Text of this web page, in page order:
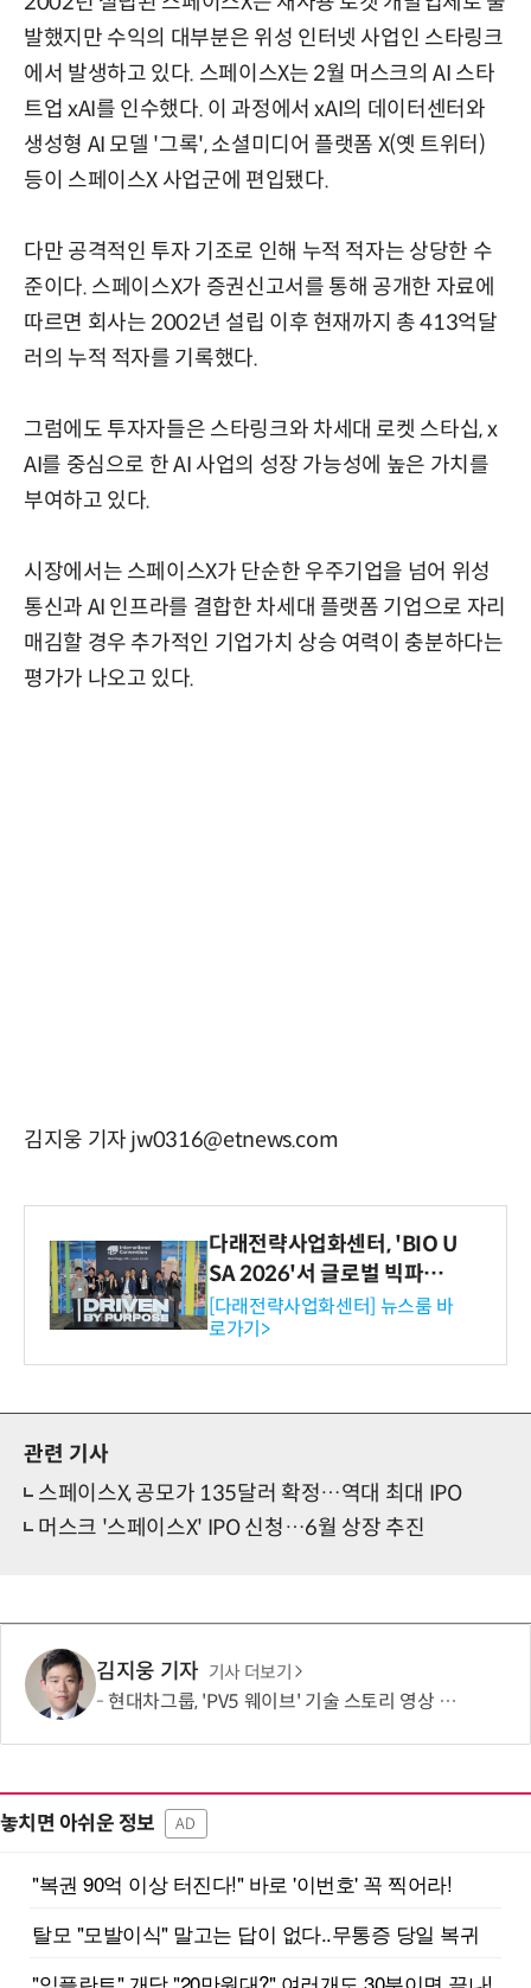
발했지만 수익의 대부분은 위성 인터넷 사업인 스타링크
에서 발생하고 있다. 스페이스X는 2월 머스크의 AI 스타
트업 xAI를 인수했다. 이 과정에서 xAI의 데이터센터와
생성형 AI 모델 '그록', 소셜미디어 플랫폼 X(옛 트위터)
등이 스페이스X 사업군에 편입됐다.
다만 공격적인 투자 기조로 인해 누적 적자는 상당한 수
준이다. 스페이스X가 증권신고서를 통해 공개한 자료에
따르면 회사는 2002년 설립 이후 현재까지 총 413억달
러의 누적 적자를 기록했다.
그럼에도 투자자들은 스타링크와 차세대 로켓 스타십, x
AI를 중심으로 한 AI 사업의 성장 가능성에 높은 가치를
부여하고 있다.
시장에서는 스페이스X가 단순한 우주기업을 넘어 위성
통신과 AI 인프라를 결합한 차세대 플랫폼 기업으로 자리
매김할 경우 추가적인 기업가치 상승 여력이 충분하다는
평가가 나오고 있다.
김지웅 기자 jw0316@etnews.com
다래전략사업화센터, 'BIO U
SA 2026'서 글로벌 빅파마
와의 비즈니스 미팅 지원…K
-바이오 해외 진출 교두보 확
보
[다래전략사업화센터] 뉴스룸 바
로가기>
관련 기사
스페이스X, 공모가 135달러 확정…역대 최대 IPO
머스크 '스페이스X' IPO 신청…6월 상장 추진
김지웅 기자 기사 더보기
현대차그룹, 'PV5 웨이브' 기술 스토리 영상 조회수 1000만뷰 돌파
놓치면 아쉬운 정보 AD